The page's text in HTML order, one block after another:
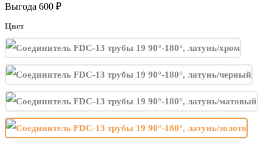
Выгода 600 ₽
Цвет